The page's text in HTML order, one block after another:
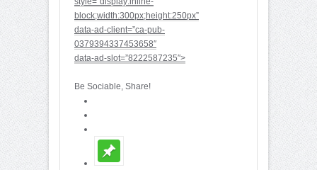
block;width:300px;height:250px”
data-ad-client=”ca-pub-
0379394337453658″
data-ad-slot=”8222587235″>
Be Sociable, Share!